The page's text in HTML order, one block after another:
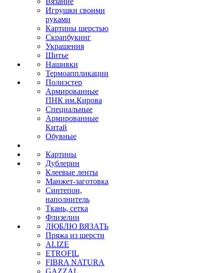
Игрушки своими
руками
Картины шерстью
Скрапбукинг
Украшения
Шитье
Нашивки
Термоаппликации
Полиэстер
Армированные
ПНК им.Кирова
Специальные
Армированные
Китай
Обувные
Картины
Дублерин
Клеевые ленты
Манжет-заготовка
Синтепон,
наполнитель
Ткань, сетка
Флизелин
ЛЮБЛЮ ВЯЗАТЬ
Пряжа из шерсти
ALIZE
ETROFIL
FIBRA NATURA
GAZZAL